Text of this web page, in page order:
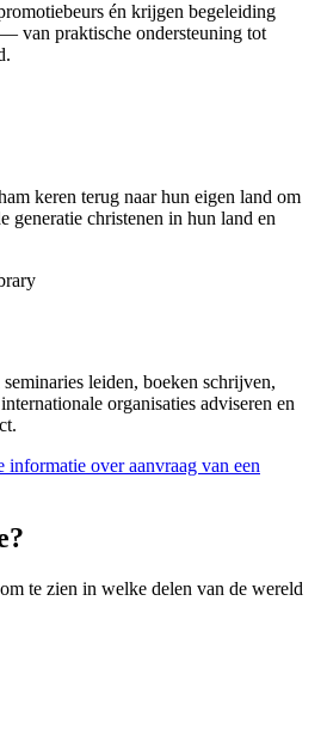
én krijgen begeleiding
van praktische ondersteuning tot
keren terug naar hun eigen land om
generatie christenen in hun land en
leiden, boeken schrijven,
organisaties adviseren en
over aanvraag van een
te zien in welke delen van de wereld